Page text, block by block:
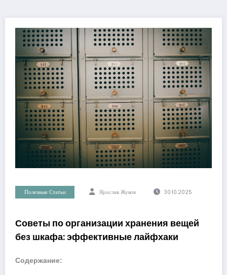
Полезные Статьи Ярослав Жуков 30.10.2025
Советы по организации хранения вещей
без шкафа: эффективные лайфхаки
Содержание: